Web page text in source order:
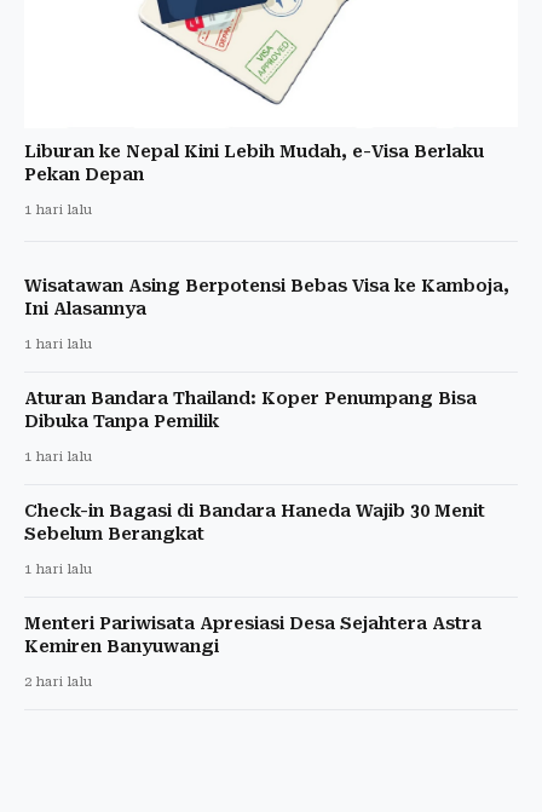
Liburan ke Nepal Kini Lebih Mudah, e-Visa Berlaku
Pekan Depan
1 hari lalu
Wisatawan Asing Berpotensi Bebas Visa ke Kamboja,
Ini Alasannya
1 hari lalu
Aturan Bandara Thailand: Koper Penumpang Bisa
Dibuka Tanpa Pemilik
1 hari lalu
Check-in Bagasi di Bandara Haneda Wajib 30 Menit
Sebelum Berangkat
1 hari lalu
Menteri Pariwisata Apresiasi Desa Sejahtera Astra
Kemiren Banyuwangi
2 hari lalu